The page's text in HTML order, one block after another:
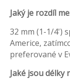
Jaký je rozdíl
32 mm (1-1/4')
Americe,
preferované v
Jaké jsou délky